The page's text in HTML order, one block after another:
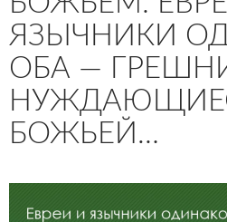
ЯЗЫЧНИКИ
ОБА —
БОЖЬЕЙ…